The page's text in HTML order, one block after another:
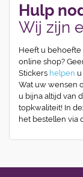
Hulp
Wij zijn
Heeft u behoefte
online shop?
Stickers helpen u
Wat uw wensen
u bijna altijd van
topkwaliteit! In
het bestellen via